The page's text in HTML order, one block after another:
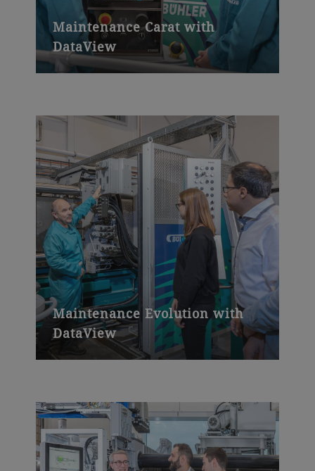
Maintenance Carat with
DataView
Maintenance Evolution with
DataView